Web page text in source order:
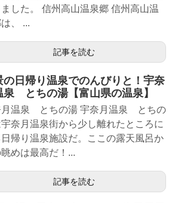
した。 信州高山温泉郷 信州高山温
、 ...
記事を読む
の日帰り温泉でのんびりと！宇奈
泉 とちの湯【富山県の温泉】
月温泉 とちの湯 宇奈月温泉 とちの
奈月温泉街から少し離れたところに
帰り温泉施設だ。ここの露天風呂か
めは最高だ！...
記事を読む